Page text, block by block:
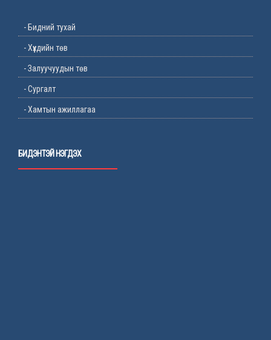
- Бидний тухай
- Хүүхдийн төв
- Залуучуудын төв
- Сургалт
- Хамтын ажиллагаа
БИДЭНТЭЙ НЭГДЭХ